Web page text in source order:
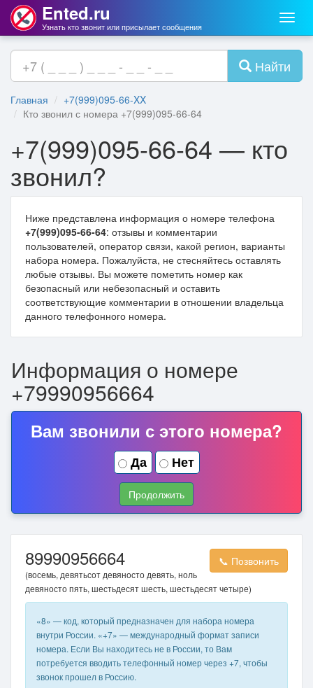
Меню
Ented.ru
Узнать кто звонит или присылает сообщения
Найти
Главная
+7(999)095-66-XX
Кто звонил с номера +7(999)095-66-64
+7(999)095-66-64 — кто
звонил?
Ниже представлена информация о номере телефона
+7(999)095-66-64: отзывы и комментарии
пользователей, оператор связи, какой регион, варианты
набора номера. Пожалуйста, не стесняйтесь оставлять
любые отзывы. Вы можете пометить номер как
безопасный или небезопасный и оставить
соответствующие комментарии в отношении владельца
данного телефонного номера.
Информация о номере
+79990956664
Вам звонили с этого номера?
Да Нет
Продолжить
89990956664 📞 Позвонить
(восемь, девятьсот девяносто девять, ноль
девяносто пять, шестьдесят шесть, шестьдесят четыре)
«8» — код, который предназначен для набора номера
внутри России. «+7» — международный формат записи
номера. Если Вы находитесь не в России, то Вам
потребуется вводить телефонный номер через +7, чтобы
звонок прошел в Россию.